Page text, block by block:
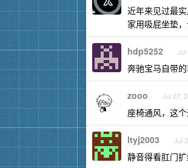
近年来见过最
家用吸屁坐垫
hdp5252 Jul
奔驰宝马自带
zooo Jul 27,
座椅通风，这
ltyj2003 Jul
静音得看肛门